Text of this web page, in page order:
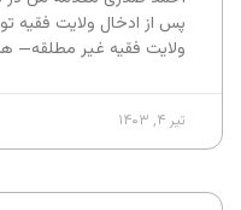
پس از ادخال ولایت
ولایت فقیه غیر مطلقه—
تیر ۴, ۱۴۰۳